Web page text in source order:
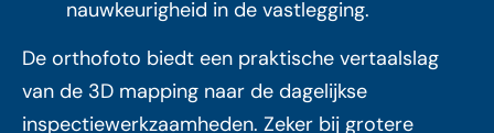
nauwkeurigheid in de vastlegging.
De orthofoto biedt een praktische vertaalslag
van de 3D mapping naar de dagelijkse
inspectiewerkzaamheden. Zeker bij grotere